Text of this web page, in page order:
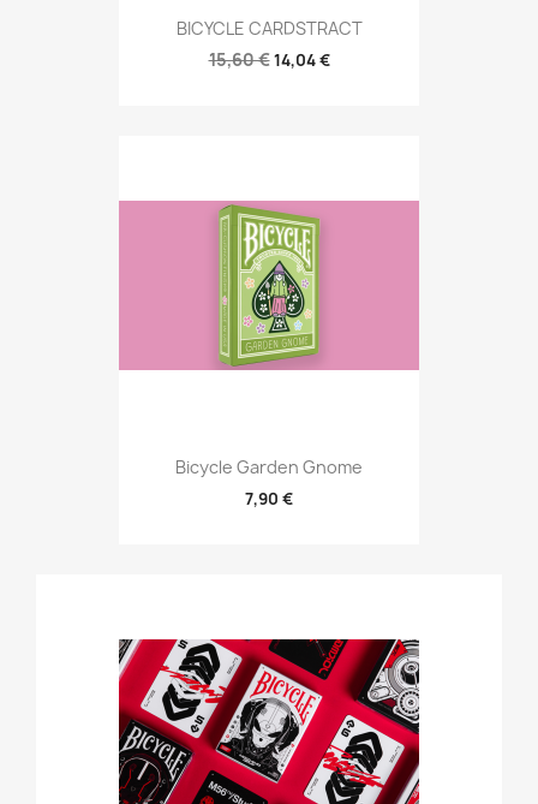
BICYCLE CARDSTRACT
15,60 €14,04 €
Bicycle Garden Gnome
7,90 €